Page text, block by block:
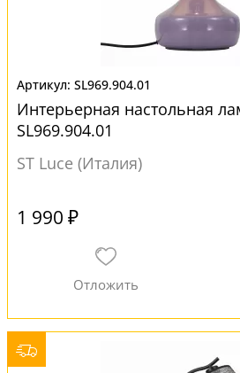
SL969.904.01
Интерьерная настольная
SL969.904.01
ST Luce (Италия)
1 990 ₽